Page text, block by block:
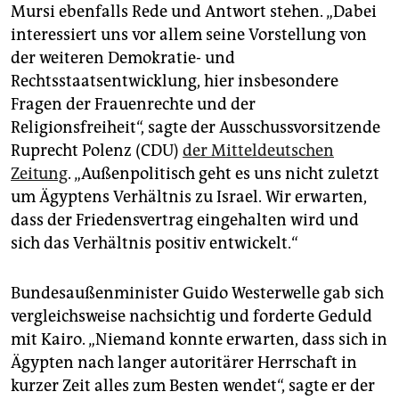
Mursi ebenfalls Rede und Antwort stehen. „Dabei
interessiert uns vor allem seine Vorstellung von
der weiteren Demokratie- und
Rechtsstaatsentwicklung, hier insbesondere
Fragen der Frauenrechte und der
Religionsfreiheit“, sagte der Ausschussvorsitzende
Ruprecht Polenz (CDU) der Mitteldeutschen
Zeitung. „Außenpolitisch geht es uns nicht zuletzt
um Ägyptens Verhältnis zu Israel. Wir erwarten,
dass der Friedensvertrag eingehalten wird und
sich das Verhältnis positiv entwickelt.“
Bundesaußenminister Guido Westerwelle gab sich
vergleichsweise nachsichtig und forderte Geduld
mit Kairo. „Niemand konnte erwarten, dass sich in
Ägypten nach langer autoritärer Herrschaft in
kurzer Zeit alles zum Besten wendet“, sagte er der